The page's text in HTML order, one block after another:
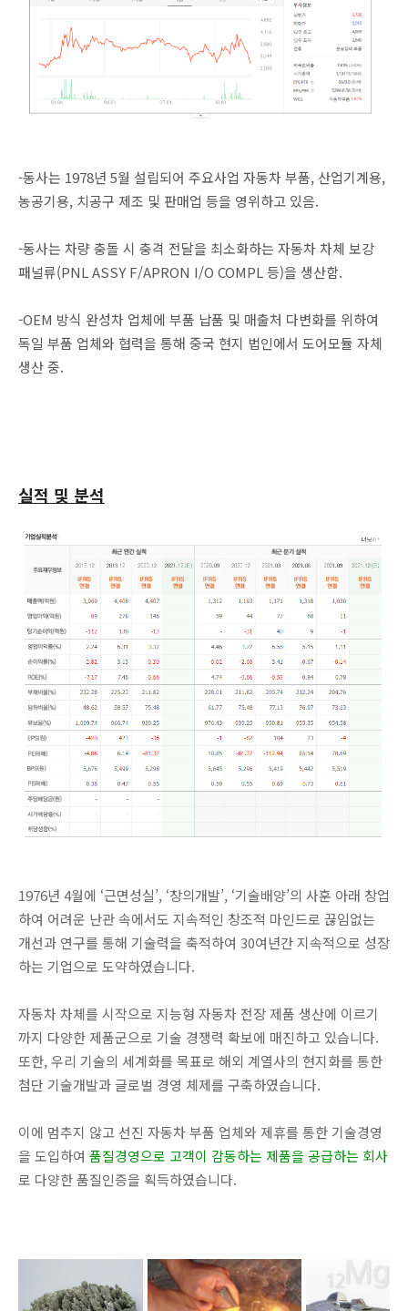
-동사는 1978년 5월 설립되어 주요사업 자동차 부품, 산업기계용,
농공기용, 치공구 제조 및 판매업 등을 영위하고 있음.
-동사는 차량 충돌 시 충격 전달을 최소화하는 자동차 차체 보강
패널류(PNL ASSY F/APRON I/O COMPL 등)을 생산함.
-OEM 방식 완성차 업체에 부품 납품 및 매출처 다변화를 위하여
독일 부품 업체와 협력을 통해 중국 현지 법인에서 도어모듈 자체
생산 중.
실적 및 분석
1976년 4월에 ‘근면성실’, ‘창의개발’, ‘기술배양’의 사훈 아래 창업
하여 어려운 난관 속에서도 지속적인 창조적 마인드로 끊임없는
개선과 연구를 통해 기술력을 축적하여 30여년간 지속적으로 성장
하는 기업으로 도약하였습니다.
자동차 차체를 시작으로 지능형 자동차 전장 제품 생산에 이르기
까지 다양한 제품군으로 기술 경쟁력 확보에 매진하고 있습니다.
또한, 우리 기술의 세계화를 목표로 해외 계열사의 현지화를 통한
첨단 기술개발과 글로벌 경영 체제를 구축하였습니다.
이에 멈추지 않고 선진 자동차 부품 업체와 제휴를 통한 기술경영
을 도입하여 품질경영으로 고객이 감동하는 제품을 공급하는 회사
로 다양한 품질인증을 획득하였습니다.